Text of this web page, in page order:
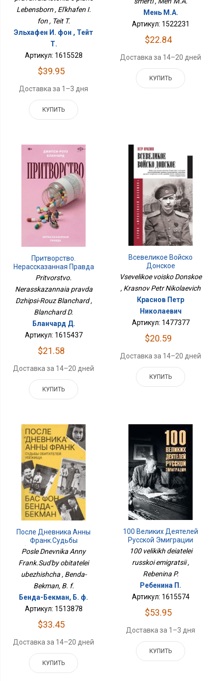
Lebensborn , El'khafen I.
fon , Teit T.
Эльхафен И. фон , Тейт
Т.
Артикул: 1615528
$39.95
Доставка за 1–3 дня
КУПИТЬ
Мень М.А.
Артикул: 1522231
$22.84
Доставка за 14–20 дней
КУПИТЬ
Притворство.
Нерассказанная Правда
Джипси-Роуз Бланчард
Pritvorstvo.
Nerasskazannaia pravda
Dzhipsi-Rouz Blanchard ,
Blanchard D.
Бланчард Д.
Артикул: 1615437
$21.58
Доставка за 14–20 дней
КУПИТЬ
Всевеликое Войско
Донское
Vsevelikoe voisko Donskoe
, Krasnov Petr Nikolaevich
Краснов Петр
Николаевич
Артикул: 1477377
$20.59
Доставка за 14–20 дней
КУПИТЬ
После Дневника Анны
Франк.Судьбы
Обитателей Убежища
Posle Dnevnika Anny
Frank.Sud'by obitatelei
ubezhishcha , Benda-
Bekman, B. f.
Бенда-Бекман, Б. ф.
Артикул: 1513878
$33.45
Доставка за 14–20 дней
КУПИТЬ
100 Великих Деятелей
Русской Эмиграции
100 velikikh deiatelei
russkoi emigratsii ,
Rebenina P.
Ребенина П.
Артикул: 1615574
$53.95
Доставка за 1–3 дня
КУПИТЬ